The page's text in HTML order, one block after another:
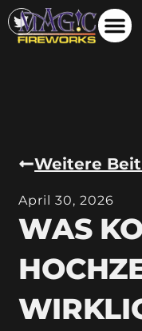
Weitere
April 30, 2026
WAS